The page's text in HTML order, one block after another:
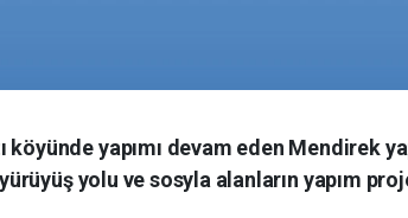
yapımı devam eden Mendirek
yolu ve sosyla alanların yapım